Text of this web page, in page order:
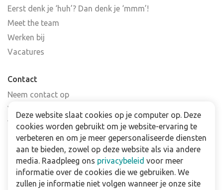
Eerst denk je ‘huh’? Dan denk je ‘mmm’!
Meet the team
Werken bij
Vacatures
Contact
Neem contact op
Veelgestelde vragen
Verkooppunten
Nieuwsbrief
Zakelijk
Downloads
Deze website slaat cookies op je computer op. Deze
cookies worden gebruikt om je website-ervaring te
verbeteren en om je meer gepersonaliseerde diensten
aan te bieden, zowel op deze website als via andere
media. Raadpleeg ons privacybeleid voor meer
informatie over de cookies die we gebruiken. We
zullen je informatie niet volgen wanneer je onze site